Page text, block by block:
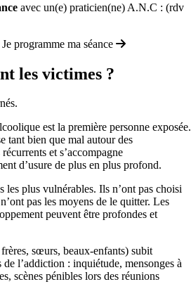
avec un(e) praticien(ne) A.N.C : (rdv
Je programme ma séance
les victimes ?
est la première personne exposée.
tant bien que mal autour des
et s’accompagne
d’usure de plus en plus profond.
les plus vulnérables. Ils n’ont pas choisi
pas les moyens de le quitter. Les
peuvent être profondes et
sœurs, beaux-enfants) subit
l’addiction : inquiétude, mensonges à
scènes pénibles lors des réunions